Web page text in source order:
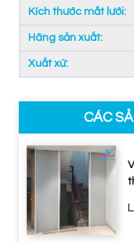
Kích thước mắt lưới:
Hãng sản xuất:
Xuất xứ:
CÁC